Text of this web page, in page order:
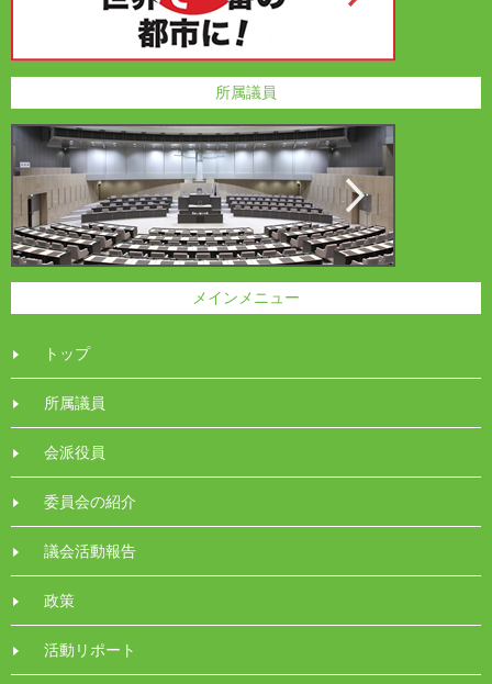
所属議員
メインメニュー
トップ
所属議員
会派役員
委員会の紹介
議会活動報告
政策
活動リポート